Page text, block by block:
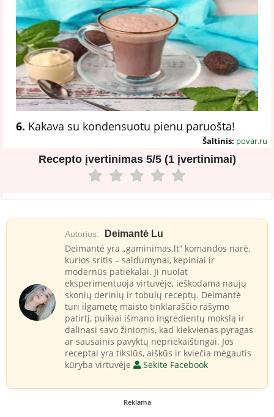
6. Kakava su kondensuotu pienu paruošta!
Šaltinis: povar.ru
Recepto įvertinimas 5/5 (1 įvertinimai)
Autorius: Deimantė Lu
Deimantė yra „gaminimas.lt“ komandos narė,
kurios sritis – saldumynai, kepiniai ir
modernūs patiekalai. Ji nuolat
eksperimentuoja virtuvėje, ieškodama naujų
skonių derinių ir tobulų receptų. Deimantė
turi ilgametę maisto tinklaraščio rašymo
patirtį, puikiai išmano ingredientų mokslą ir
dalinasi savo žiniomis, kad kiekvienas pyragas
ar sausainis pavyktų nepriekaištingai. Jos
receptai yra tikslūs, aiškūs ir kviečia mėgautis
kūryba virtuvėje
Sekite Facebook
Reklama